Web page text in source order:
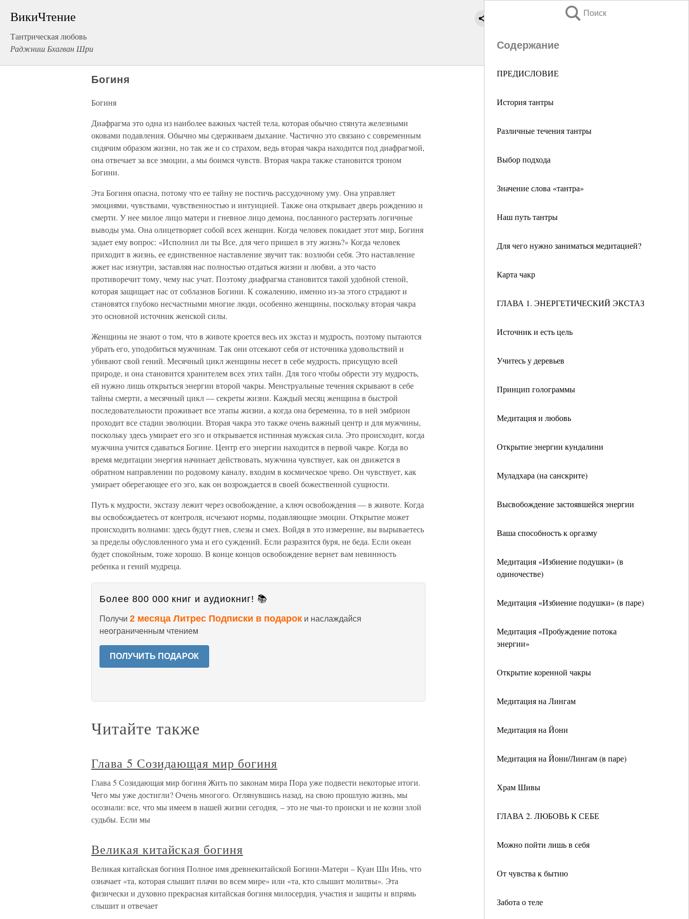
ВикиЧтение
Тантрическая любовь
Раджниш Бхагван Шри
Поиск
Содержание
ПРЕДИСЛОВИЕ
История тантры
Различные течения тантры
Выбор подхода
Значение слова «тантра»
Наш путь тантры
Для чего нужно заниматься медитацией?
Карта чакр
ГЛАВА 1. ЭНЕРГЕТИЧЕСКИЙ ЭКСТАЗ
Источник и есть цель
Учитесь у деревьев
Принцип голограммы
Медитация и любовь
Открытие энергии кундалини
Муладхара (на санскрите)
Высвобождение застоявшейся энергии
Ваша способность к оргазму
Медитация «Избиение подушки» (в
одиночестве)
Медитация «Избиение подушки» (в паре)
Медитация «Пробуждение потока
энергии»
Открытие коренной чакры
Медитация на Лингам
Медитация на Йони
Медитация на Йони/Лингам (в паре)
Храм Шивы
ГЛАВА 2. ЛЮБОВЬ К СЕБЕ
Можно пойти лишь в себя
От чувства к бытию
Забота о теле
Богиня
Богиня
Диафрагма это одна из наиболее важных частей тела, которая обычно стянута железными
оковами подавления. Обычно мы сдерживаем дыхание. Частично это связано с современным
сидячим образом жизни, но так же и со страхом, ведь вторая чакра находится под диафрагмой,
она отвечает за все эмоции, а мы боимся чувств. Вторая чакра также становится троном
Богини.
Эта Богиня опасна, потому что ее тайну не постичь рассудочному уму. Она управляет
эмоциями, чувствами, чувственностью и интуицией. Также она открывает дверь рождению и
смерти. У нее милое лицо матери и гневное лицо демона, посланного растерзать логичные
выводы ума. Она олицетворяет собой всех женщин. Когда человек покидает этот мир, Богиня
задает ему вопрос: «Исполнил ли ты Все, для чего пришел в эту жизнь?» Когда человек
приходит в жизнь, ее единственное наставление звучит так: возлюби себя. Это наставление
жжет нас изнутри, заставляя нас полностью отдаться жизни и любви, а это часто
противоречит тому, чему нас учат. Поэтому диафрагма становится такой удобной стеной,
которая защищает нас от соблазнов Богини. К сожалению, именно из-за этого страдают и
становятся глубоко несчастными многие люди, особенно женщины, поскольку вторая чакра
это основной источник женской силы.
Женщины не знают о том, что в животе кроется весь их экстаз и мудрость, поэтому пытаются
убрать его, уподобиться мужчинам. Так они отсекают себя от источника удовольствий и
убивают свой гений. Месячный цикл женщины несет в себе мудрость, присущую всей
природе, и она становится хранителем всех этих тайн. Для того чтобы обрести эту мудрость,
ей нужно лишь открыться энергии второй чакры. Менструальные течения скрывают в себе
тайны смерти, а месячный цикл — секреты жизни. Каждый месяц женщина в быстрой
последовательности проживает все этапы жизни, а когда она беременна, то в ней эмбрион
проходит все стадии эволюции. Вторая чакра это также очень важный центр и для мужчины,
поскольку здесь умирает его эго и открывается истинная мужская сила. Это происходит, когда
мужчина учится сдаваться Богине. Центр его энергии находится в первой чакре. Когда во
время медитации энергия начинает действовать, мужчина чувствует, как он движется в
обратном направлении по родовому каналу, входим в космическое чрево. Он чувствует, как
умирает оберегающее его эго, как он возрождается в своей божественной сущности.
Путь к мудрости, экстазу лежит через освобождение, а ключ освобождения — в животе. Когда
вы освобождаетесь от контроля, исчезают нормы, подавляющие эмоции. Открытие может
происходить волнами: здесь будут гнев, слезы и смех. Войдя в это измерение, вы вырываетесь
за пределы обусловленного ума и его суждений. Если разразится буря, не беда. Если океан
будет спокойным, тоже хорошо. В конце концов освобождение вернет вам невинность
ребенка и гений мудреца.
Более 800 000 книг и аудиокниг! 📚
Получи 2 месяца Литрес Подписки в подарок и наслаждайся
неограниченным чтением
ПОЛУЧИТЬ ПОДАРОК
Читайте также
Глава 5 Созидающая мир богиня
Глава 5 Созидающая мир богиня Жить по законам мира Пора уже подвести некоторые итоги.
Чего мы уже достигли? Очень многого. Оглянувшись назад, на свою прошлую жизнь, мы
осознали: все, что мы имеем в нашей жизни сегодня, – это не чьи-то происки и не козни злой
судьбы. Если мы
Великая китайская богиня
Великая китайская богиня Полное имя древнекитайской Богини-Матери – Куан Ши Инь, что
означает «та, которая слышит плачи во всем мире» или «та, кто слышит молитвы». Эта
физически и духовно прекрасная китайская богиня милосердия, участия и защиты и впрямь
слышит и отвечает